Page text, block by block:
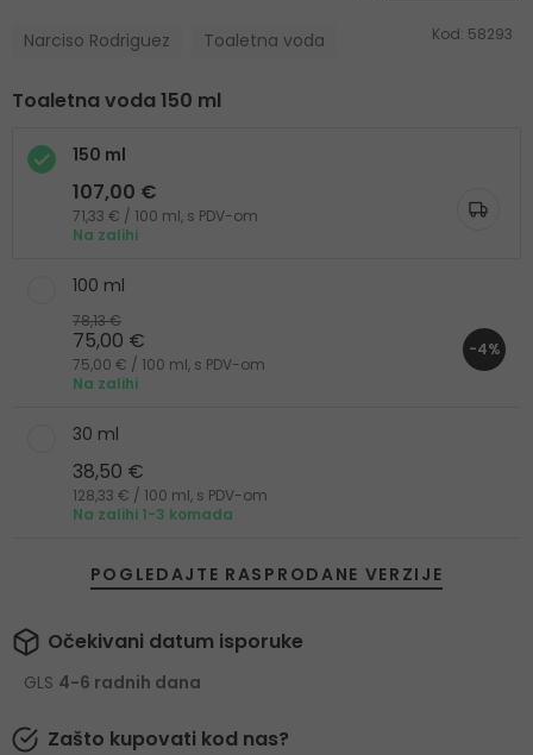
Narciso Rodriguez Toaletna voda Kod: 58293
Toaletna voda 150 ml
150 ml
107,00 €
71,33 € / 100 ml, s PDV-om
Na zalihi
100 ml
78,13 €
75,00 €
75,00 € / 100 ml, s PDV-om
Na zalihi
-4%
30 ml
38,50 €
128,33 € / 100 ml, s PDV-om
Na zalihi 1-3 komada
POGLEDAJTE RASPRODANE VERZIJE
Očekivani datum isporuke
GLS 4-6 radnih dana
Zašto kupovati kod nas?